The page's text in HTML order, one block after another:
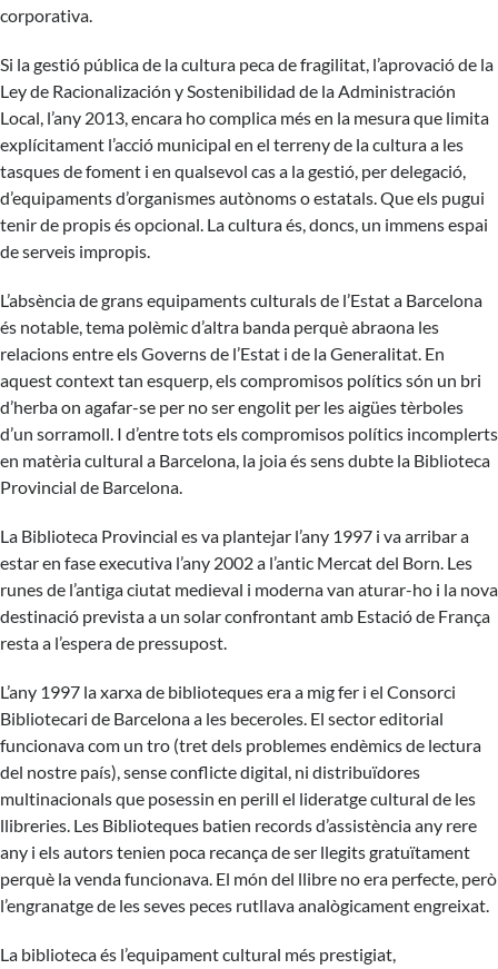
corporativa.
Si la gestió pública de la cultura peca de fragilitat, l’aprovació de la
Ley de Racionalización y Sostenibilidad de la Administración
Local, l’any 2013, encara ho complica més en la mesura que limita
explícitament l’acció municipal en el terreny de la cultura a les
tasques de foment i en qualsevol cas a la gestió, per delegació,
d’equipaments d’organismes autònoms o estatals. Que els pugui
tenir de propis és opcional. La cultura és, doncs, un immens espai
de serveis impropis.
L’absència de grans equipaments culturals de l’Estat a Barcelona
és notable, tema polèmic d’altra banda perquè abraona les
relacions entre els Governs de l’Estat i de la Generalitat. En
aquest context tan esquerp, els compromisos polítics són un bri
d’herba on agafar-se per no ser engolit per les aigües tèrboles
d’un sorramoll. I d’entre tots els compromisos polítics incomplerts
en matèria cultural a Barcelona, la joia és sens dubte la Biblioteca
Provincial de Barcelona.
La Biblioteca Provincial es va plantejar l’any 1997 i va arribar a
estar en fase executiva l’any 2002 a l’antic Mercat del Born. Les
runes de l’antiga ciutat medieval i moderna van aturar-ho i la nova
destinació prevista a un solar confrontant amb Estació de França
resta a l’espera de pressupost.
L’any 1997 la xarxa de biblioteques era a mig fer i el Consorci
Bibliotecari de Barcelona a les beceroles. El sector editorial
funcionava com un tro (tret dels problemes endèmics de lectura
del nostre país), sense conflicte digital, ni distribuïdores
multinacionals que posessin en perill el lideratge cultural de les
llibreries. Les Biblioteques batien records d’assistència any rere
any i els autors tenien poca recança de ser llegits gratuïtament
perquè la venda funcionava. El món del llibre no era perfecte, però
l’engranatge de les seves peces rutllava analògicament engreixat.
La biblioteca és l’equipament cultural més prestigiat,